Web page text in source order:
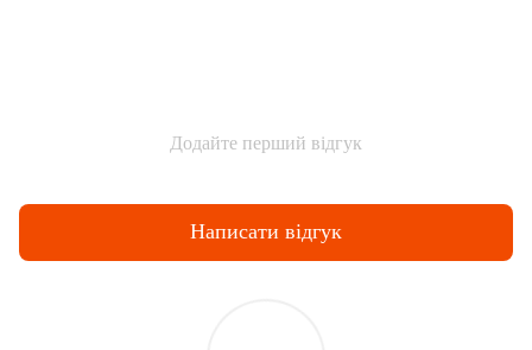
Додайте перший відгук
Написати відгук